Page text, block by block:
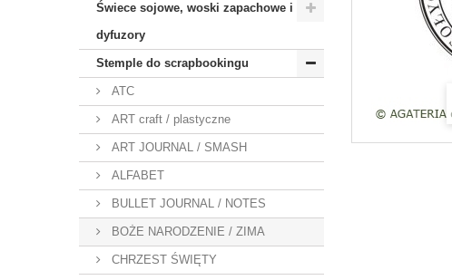
Świece sojowe, woski zapachowe i
dyfuzory
Stemple do scrapbookingu
ATC
ART craft / plastyczne
ART JOURNAL / SMASH
ALFABET
BULLET JOURNAL / NOTES
BOŻE NARODZENIE / ZIMA
CHRZEST ŚWIĘTY